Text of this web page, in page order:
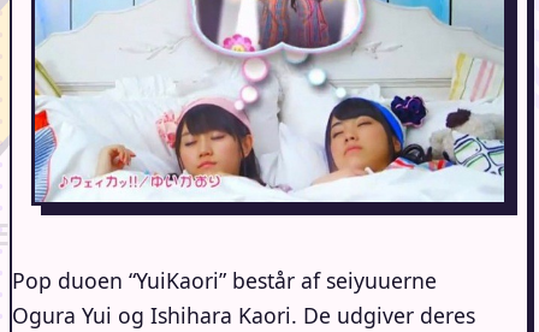
Pop duoen “YuiKaori” består af seiyuuerne
Ogura Yui og Ishihara Kaori. De udgiver deres